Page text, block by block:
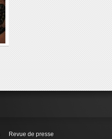
Revue de presse